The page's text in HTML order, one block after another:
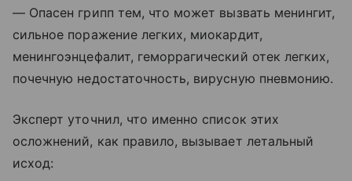
— Опасен грипп тем, что может вызвать менингит,
сильное поражение легких, миокардит,
менингоэнцефалит, геморрагический отек легких,
почечную недостаточность, вирусную пневмонию.
Эксперт уточнил, что именно список этих
осложнений, как правило, вызывает летальный
исход: